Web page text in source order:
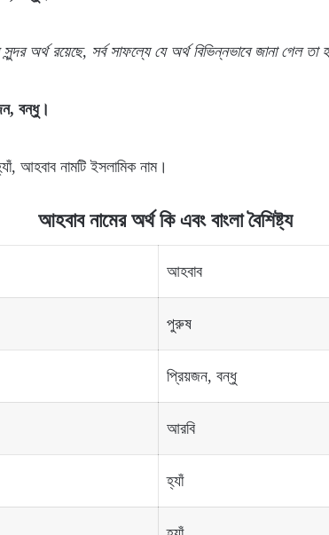
সুন্দর অর্থরয়েছে, সর্বসাফল্যেযে অর্থবিভিন্নভাবে জানা গেলতা
বন্ধু।
আহবাব নামটি ইসলামিক নাম।
আহবাব নামের অর্থকি এবং বাংলা বৈশিষ্ট্য
আহবাব
পুরুষ
প্রিয়জন, বন্ধু
আরবি
হ্যাঁ